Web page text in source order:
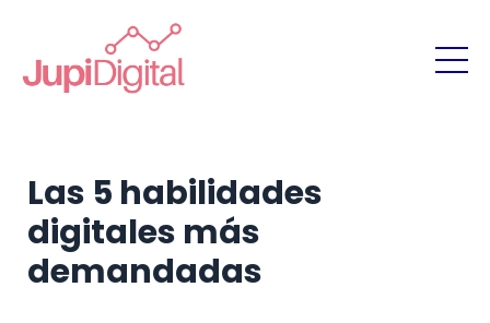
Las 5 habilidades
digitales más
demandadas